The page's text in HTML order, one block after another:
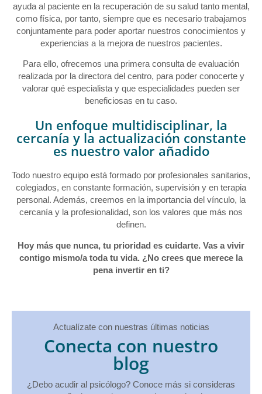
ayuda al paciente en la recuperación de su salud tanto mental,
como física, por tanto, siempre que es necesario trabajamos
conjuntamente para poder aportar nuestros conocimientos y
experiencias a la mejora de nuestros pacientes.
Para ello, ofrecemos una primera consulta de evaluación
realizada por la directora del centro, para poder conocerte y
valorar qué especialista y que especialidades pueden ser
beneficiosas en tu caso.
Un enfoque multidisciplinar, la
cercanía y la actualización constante
es nuestro valor añadido
Todo nuestro equipo está formado por profesionales sanitarios,
colegiados, en constante formación, supervisión y en terapia
personal. Además, creemos en la importancia del vínculo, la
cercanía y la profesionalidad, son los valores que más nos
definen.
Hoy más que nunca, tu prioridad es cuidarte. Vas a vivir
contigo mismo/a toda tu vida. ¿No crees que merece la
pena invertir en ti?
Actualízate con nuestras últimas noticias
Conecta con nuestro
blog
¿Debo acudir al psicólogo? Conoce más si consideras